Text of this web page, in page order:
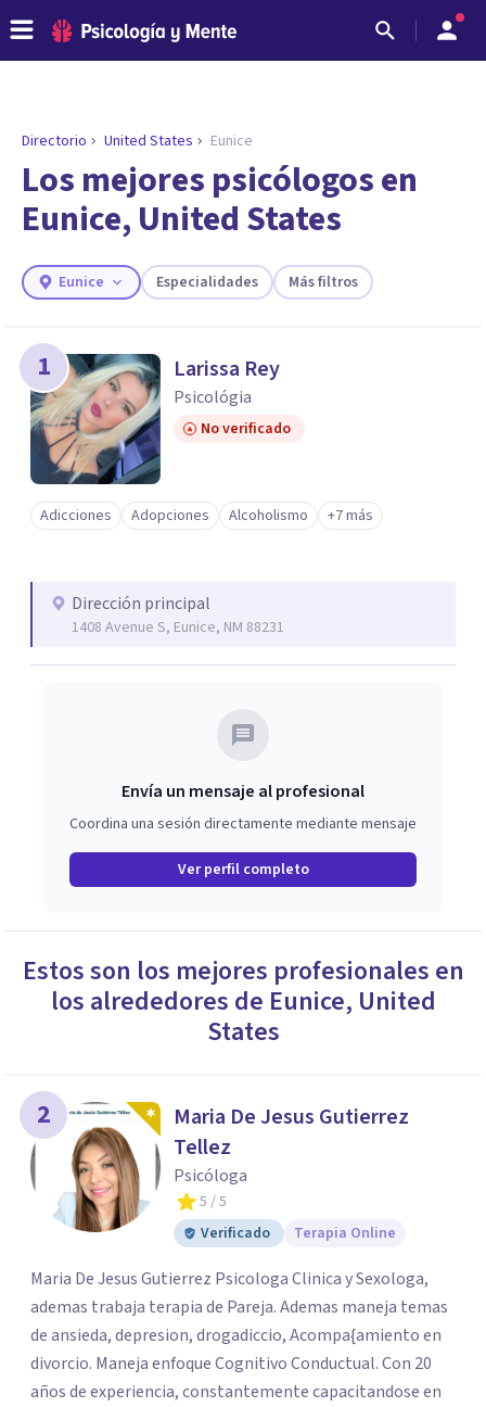
ENCONTRAR MI TERAPEUTA
¿Necesitas ayuda para encontrar el
psicólogo adecuado?
Responde a unas breves preguntas y te ofreceremos
necesidades.
Directorio United States Eunice
Los mejores psicólogos en
Eunice, United States
Eunice Especialidades Más filtros
1 Larissa Rey
Psicológia
No verificado
Adicciones Adopciones Alcoholismo +7 más
Dirección principal
1408 Avenue S, Eunice, NM 88231
Envía un mensaje al profesional
Coordina una sesión directamente mediante mensaje
Ver perfil completo
Estos son los mejores profesionales en
los alrededores de Eunice, United
States
2
Maria De Jesus Gutierrez
Tellez
Psicóloga
5 / 5
Verificado
Terapia Online
Maria De Jesus Gutierrez Psicologa Clinica y Sexologa,
ademas trabaja terapia de Pareja. Ademas maneja temas
de ansieda, depresion, drogadiccio, Acompa{amiento en
divorcio. Maneja enfoque Cognitivo Conductual. Con 20
años de experiencia, constantemente capacitandose en